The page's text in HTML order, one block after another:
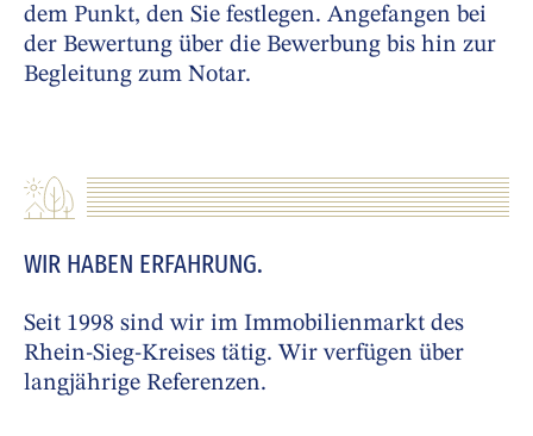
dem Punkt, den Sie festlegen. Angefangen bei
der Bewertung über die Bewerbung bis hin zur
Begleitung zum Notar.
WIR HABEN ERFAHRUNG.
Seit 1998 sind wir im Immobilienmarkt des
Rhein-Sieg-Kreises tätig. Wir verfügen über
langjährige Referenzen.